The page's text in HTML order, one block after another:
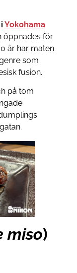
Yokohama
öppnades för
år har maten
som
fusion.
på tom
miso)